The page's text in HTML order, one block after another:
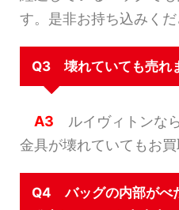
す。是非お持ち込みくだ
Q3 壊れていても売れ
A3 ルイヴィトンな
金具が壊れていてもお買
Q4 バッグの内部がべ